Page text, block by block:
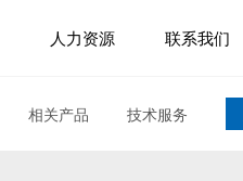
人力资源 联系我们
相关产品 技术服务